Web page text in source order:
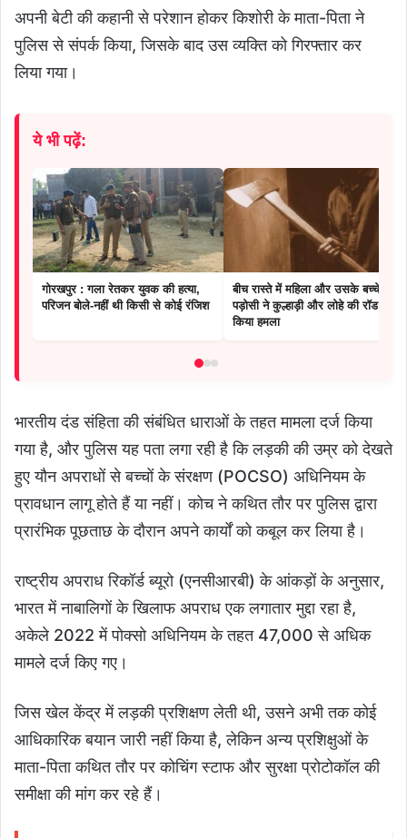
अपनी बेटी की कहानी से परेशान होकर किशोरी के माता-पिता ने
पुलिस से संपर्क किया, जिसके बाद उस व्यक्ति को गिरफ्तार कर
लिया गया।
ये भी पढ़ें:
गोरखपुर : गला रेतकर युवक की हत्या,
परिजन बोले-नहीं थी किसी से कोई रंजिश
बीच रास्ते में महिला और उसके बच्चे पर
पड़ोसी ने कुल्हाड़ी और लोहे की रॉड से
किया हमला
भारतीय दंड संहिता की संबंधित धाराओं के तहत मामला दर्ज किया
गया है, और पुलिस यह पता लगा रही है कि लड़की की उम्र को देखते
हुए यौन अपराधों से बच्चों के संरक्षण (POCSO) अधिनियम के
प्रावधान लागू होते हैं या नहीं। कोच ने कथित तौर पर पुलिस द्वारा
प्रारंभिक पूछताछ के दौरान अपने कार्यों को कबूल कर लिया है।
राष्ट्रीय अपराध रिकॉर्ड ब्यूरो (एनसीआरबी) के आंकड़ों के अनुसार,
भारत में नाबालिगों के खिलाफ अपराध एक लगातार मुद्दा रहा है,
अकेले 2022 में पोक्सो अधिनियम के तहत 47,000 से अधिक
मामले दर्ज किए गए।
जिस खेल केंद्र में लड़की प्रशिक्षण लेती थी, उसने अभी तक कोई
आधिकारिक बयान जारी नहीं किया है, लेकिन अन्य प्रशिक्षुओं के
माता-पिता कथित तौर पर कोचिंग स्टाफ और सुरक्षा प्रोटोकॉल की
समीक्षा की मांग कर रहे हैं।